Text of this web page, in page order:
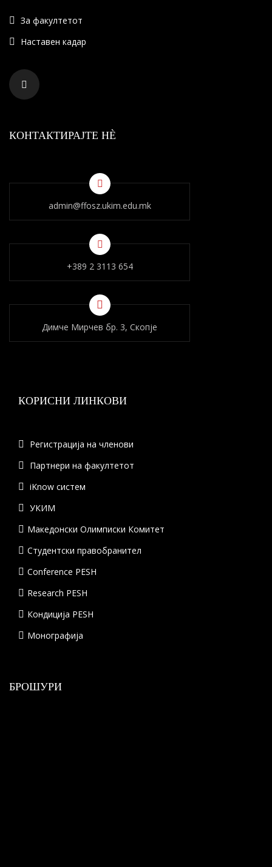
За факултетот
Наставен кадар
КОНТАКТИРАЈТЕ НÈ
admin@ffosz.ukim.edu.mk
+389 2 3113 654
Димче Мирчев бр. 3, Скопје
КОРИСНИ ЛИНКОВИ
Регистрација на членови
Партнери на факултетот
iKnow систем
УКИМ
Македонски Олимписки Комитет
Студентски правобранител
Conference PESH
Research PESH
Кондиција PESH
Монографија
БРОШУРИ